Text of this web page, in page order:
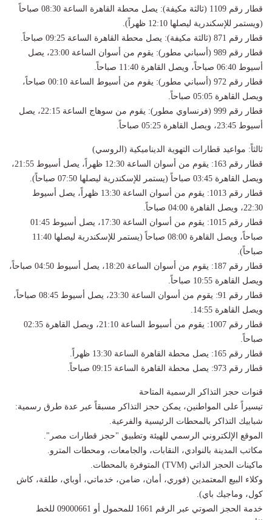
قطار رقم 1109 (ثالثة مكيفة): يصل محطة القاهرة الساعة 08:30 صباحاً
(ويستمر للإسكندرية ليصلها 12:10 ظهراً).
قطار رقم 871 (ثالثة مكيفة): يصل محطة القاهرة الساعة 09:25 صباحاً.
قطار رقم 989 (أسباني مطور): يقوم من أسوان الساعة 23:00، يصل
أسيوط 06:40 صباحاً، ويصل القاهرة 11:40 صباحاً.
قطار رقم 972 (أسباني مطور): يقوم من أسيوط الساعة 00:10 صباحاً،
ويصل القاهرة 05:05 صباحاً.
قطار رقم 999 (فرنساوي مطور): يقوم من سوهاج الساعة 22:15، يصل
أسيوط 23:45، ويصل القاهرة 05:25 صباحاً.
ثالثاً: مواعيد قطارات التهوية الديناميكية (الروسي)
قطار رقم 163: يقوم من أسوان الساعة 12:30 ظهراً، يصل أسيوط 21:55،
ويصل القاهرة 03:45 صباحاً (يستمر للإسكندرية ليصلها 07:50 صباحاً).
قطار رقم 1013: يقوم من أسوان الساعة 13:30 ظهراً، يصل أسيوط
22:30، ويصل القاهرة 04:00 صباحاً.
قطار رقم 1015: يقوم من أسوان الساعة 17:30، يصل أسيوط 01:45
صباحاً، ويصل القاهرة 08:00 صباحاً (يستمر للإسكندرية ليصلها 11:40
صباحاً).
قطار رقم 187: يقوم من أسوان الساعة 18:20، يصل أسيوط 04:50 صباحاً،
ويصل القاهرة 10:55 صباحاً.
قطار رقم 91: يقوم من أسوان الساعة 23:30، يصل أسيوط 08:45 صباحاً،
ويصل القاهرة 14:55.
قطار رقم 1007: يقوم من أسيوط الساعة 21:10، ويصل القاهرة 02:35
صباحاً.
قطار رقم 165: يصل محطة القاهرة الساعة 13:30 ظهراً.
قطار رقم 973: يصل محطة القاهرة الساعة 09:15 صباحاً.
قنوات حجز التذاكر الرسمية المتاحة
تيسيراً على المواطنين، يمكن حجز التذاكر مسبقاً عبر عدة طرق رسمية:
شبابيك التذاكر بالمحطات الرئيسية والفرعية.
الموقع الإلكتروني الرسمي للهيئة وتطبيق "حجز قطارات مصر".
مكاتب المدينة بالنوادي، النقابات، والجامعات، ومحطات المترو.
ماكينات الحجز الذاتي (TVM) المتوفرة بالمحطات.
وكلاء البيع المعتمدين (فوري، أمان، ضامن، خدماتي، أوباي، طلقة، كاش
كول، وماجيك باي).
خدمة الحجز الصوتي عبر الرقم 1661 للمحمول أو 09000661 للخط